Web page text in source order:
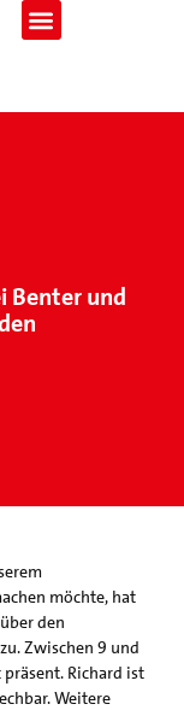
Benter und
möchte, hat
den
Zwischen 9 und
Richard ist
Weitere